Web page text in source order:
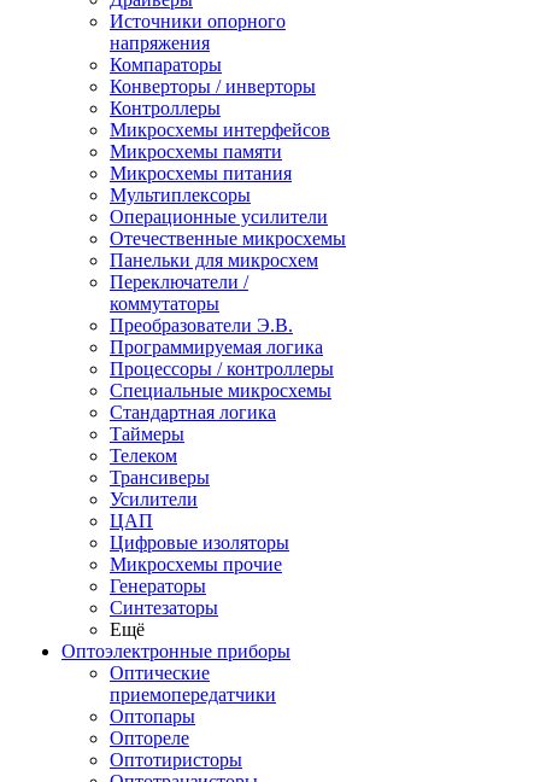
Источники опорного
напряжения
Компараторы
Конверторы / инверторы
Контроллеры
Микросхемы интерфейсов
Микросхемы памяти
Микросхемы питания
Мультиплексоры
Операционные усилители
Отечественные микросхемы
Панельки для микросхем
Переключатели /
коммутаторы
Преобразователи Э.В.
Программируемая логика
Процессоры / контроллеры
Специальные микросхемы
Стандартная логика
Таймеры
Телеком
Трансиверы
Усилители
ЦАП
Цифровые изоляторы
Микросхемы прочие
Генераторы
Синтезаторы
Ещё
Оптоэлектронные приборы
Оптические
приемопередатчики
Оптопары
Оптореле
Оптотиристоры